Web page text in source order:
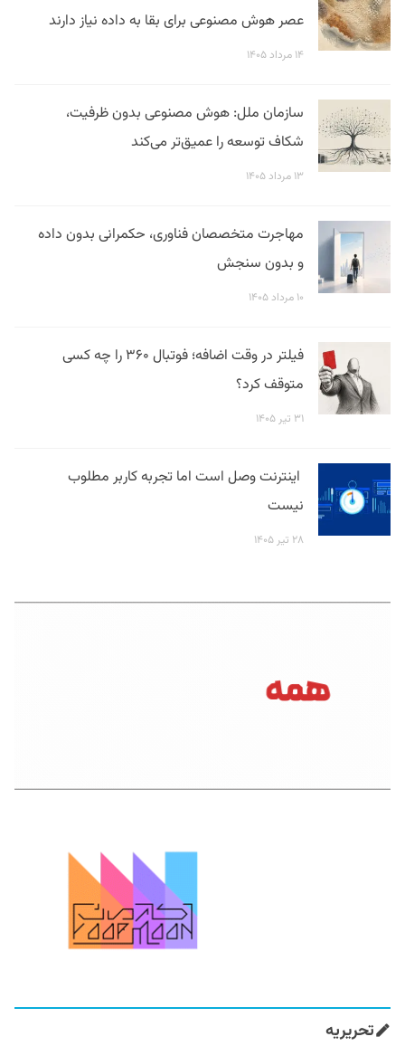
عصر هوش مصنوعی برای بقا به داده نیاز دارند
۱۴ مرداد ۱۴۰۵
سازمان ملل: هوش مصنوعی بدون ظرفیت،
شکاف توسعه را عمیق‌تر می‌کند
۱۳ مرداد ۱۴۰۵
مهاجرت متخصصان فناوری، حکمرانی بدون داده
و بدون سنجش
۱۰ مرداد ۱۴۰۵
فیلتر در وقت اضافه؛ فوتبال ۳۶۰ را چه کسی
متوقف کرد؟
۳۱ تیر ۱۴۰۵
اینترنت وصل است اما تجربه کاربر مطلوب
نیست
۲۸ تیر ۱۴۰۵
تحریریه